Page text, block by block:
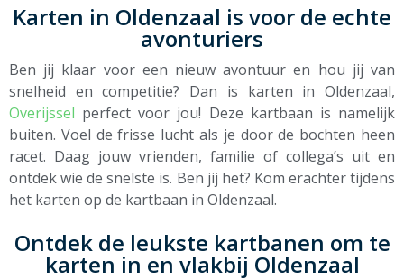
Karten in Oldenzaal is voor de echte
avonturiers
Ben jij klaar voor een nieuw avontuur en hou jij van
snelheid en competitie? Dan is karten in Oldenzaal,
Overijssel perfect voor jou! Deze kartbaan is namelijk
buiten. Voel de frisse lucht als je door de bochten heen
racet. Daag jouw vrienden, familie of collega’s uit en
ontdek wie de snelste is. Ben jij het? Kom erachter tijdens
het karten op de kartbaan in Oldenzaal.
Ontdek de leukste kartbanen om te
karten in en vlakbij Oldenzaal